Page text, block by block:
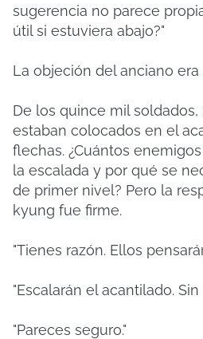
sugerencia no parece
útil si estuviera abajo?"
La objeción del anciano
De los quince mil
estaban colocados en el
flechas. ¿Cuántos
la escalada y por qué se
de primer nivel? Pero la
kyung fue firme.
"Tienes razón. Ellos
"Escalarán el acantilado. Sin
"Pareces seguro."